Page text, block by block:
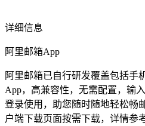
详细信息
阿里邮箱App
阿里邮箱已自行研发覆盖包括手
App，高兼容性，无需配置，输
登录使用，助您随时随地轻松畅
户端下载页面按需下载，详情参